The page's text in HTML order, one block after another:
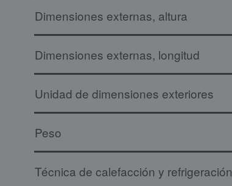
Dimensiones externas, altura
Dimensiones externas, longitud
Unidad de dimensiones exteriores
Peso
Técnica de calefacción y refrigeración